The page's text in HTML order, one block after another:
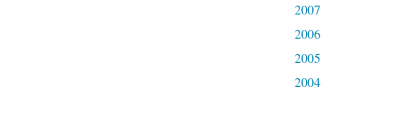
2007
2006
2005
2004